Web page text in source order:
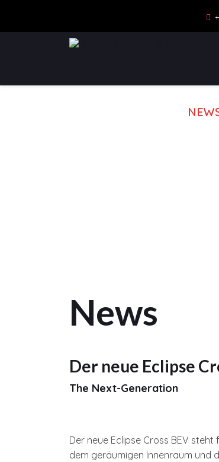
News
Der neue Eclipse
The Next-Generation
Der neue Eclipse Cross BEV
dem geräumigen Innenraum und